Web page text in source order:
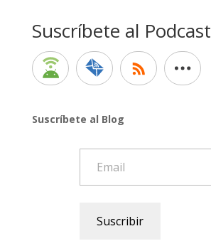
Suscríbete al Podcast
Suscríbete al Blog
Suscribir